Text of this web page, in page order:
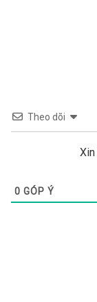
Theo dõi
0 GÓP Ý